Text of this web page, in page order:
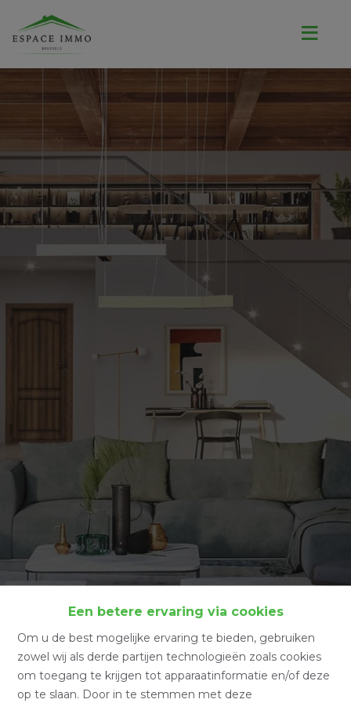
Een betere ervaring via cookies
Om u de best mogelijke ervaring te bieden, gebruiken
zowel wij als derde partijen technologieën zoals cookies
om toegang te krijgen tot apparaatinformatie en/of deze
op te slaan. Door in te stemmen met deze
Costa Blanca
Home Costa Blanca